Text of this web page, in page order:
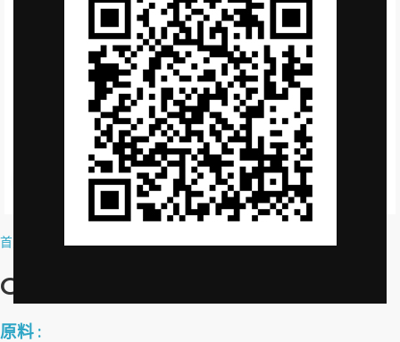
Click to enlarge
首頁
Guest Love Pop 香皂-25g
原料 :